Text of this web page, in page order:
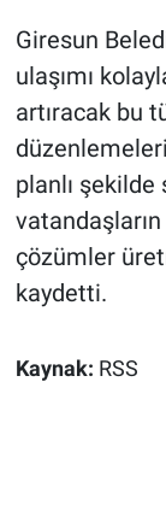
Giresun
ulaşımı
artıracak bu
planlı
vatandaşların
çözümler
kaydetti.
Kaynak: RSS